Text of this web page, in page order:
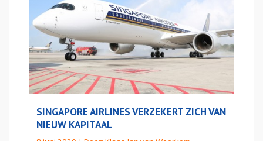
SINGAPORE AIRLINES VERZEKERT ZICH VAN
NIEUW KAPITAAL